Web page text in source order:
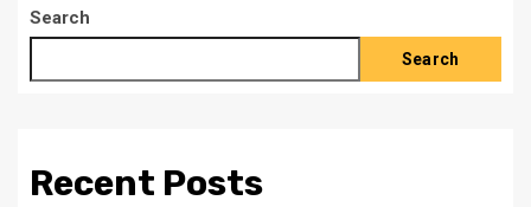
Search
Search
Recent Posts